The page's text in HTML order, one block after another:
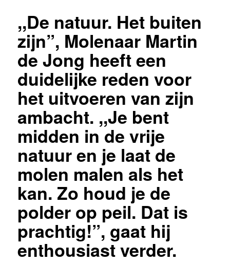
,,De natuur. Het buiten
zijn”, Molenaar Martin
de Jong heeft een
duidelijke reden voor
het uitvoeren van zijn
ambacht. ,,Je bent
midden in de vrije
natuur en je laat de
molen malen als het
kan. Zo houd je de
polder op peil. Dat is
prachtig!”, gaat hij
enthousiast verder.